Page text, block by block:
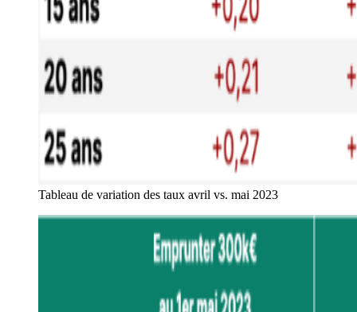
Tableau de variation des taux avril vs. mai 2023